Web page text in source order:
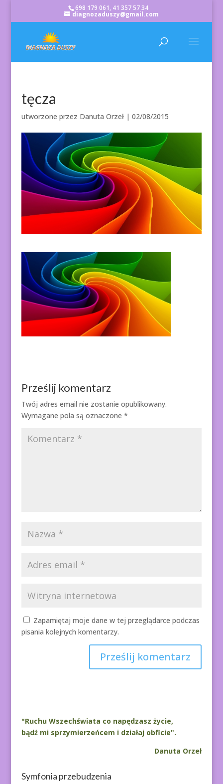
698 179 061, 41 357 57 34
diagnozaduszy@gmail.com
tęcza
utworzone przez Danuta Orzeł| 02/08/2015
Prześlij komentarz
Twój adres email nie zostanie opublikowany.
Wymagane pola są oznaczone *
Zapamiętaj moje dane w tej przeglądarce podczas
pisania kolejnych komentarzy.
r
n
v
"Ruchu Wszechświata co napędzasz życie,
bądź mi sprzymierzeńcem i działaj obficie".
Danuta Orzeł
Symfonia przebudzenia